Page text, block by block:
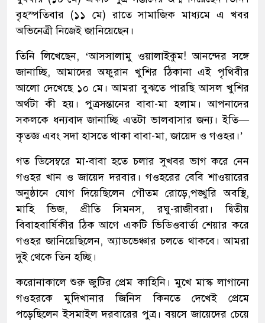
বৃহস্পতিবার (১১ মে) রাতে সামাজিক মাধ্যমে এ খবর
অভিনেত্রী নিজেই জানিয়েছেন।
তিনি লিখেছেন, ‘আসসালামু ওয়ালাইকুম! আনন্দের সঙ্গে
জানাচ্ছি, আমাদের অফুরান খুশির ঠিকানা এই পৃথিবীর
আলো দেখেছে ১০ মে। আমরা বুঝতে পারছি আসল খুশির
অর্থটা কী হয়। পুত্রসন্তানের বাবা-মা হলাম। আপনাদের
সকলকে ধন্যবাদ জানাচ্ছি এতটা ভালবাসার জন্য। ইতি—
কৃতজ্ঞ এবং সদা হাসতে থাকা বাবা-মা, জায়েদ ও গওহর।’
গত ডিসেম্বরে মা-বাবা হতে চলার সুখবর ভাগ করে নেন
গওহর খান ও জায়েদ দরবার। গওহরের বেবি শাওয়ারের
অনুষ্ঠানে যোগ দিয়েছিলেন গৌতম রোড়ে,পঙ্খুরি অবস্থি,
মাহি ভিজ, প্রীতি সিমনস, রঘু-রাজীবরা। দ্বিতীয়
বিবাহবার্ষিকীর ঠিক আগে একটি ভিডিওবার্তা শেয়ার করে
গওহর জানিয়েছিলেন, অ্যাডভেঞ্চার চলতে থাকবে। আমরা
দুই থেকে তিন হচ্ছি।
করোনাকালে শুরু জুটির প্রেম কাহিনি। মুখে মাস্ক লাগানো
গওহরকে মুদিখানার জিনিস কিনতে দেখেই প্রেমে
পড়েছিলেন ইসমাইল দরবারের পুত্র। বয়সে জায়েদের চেয়ে